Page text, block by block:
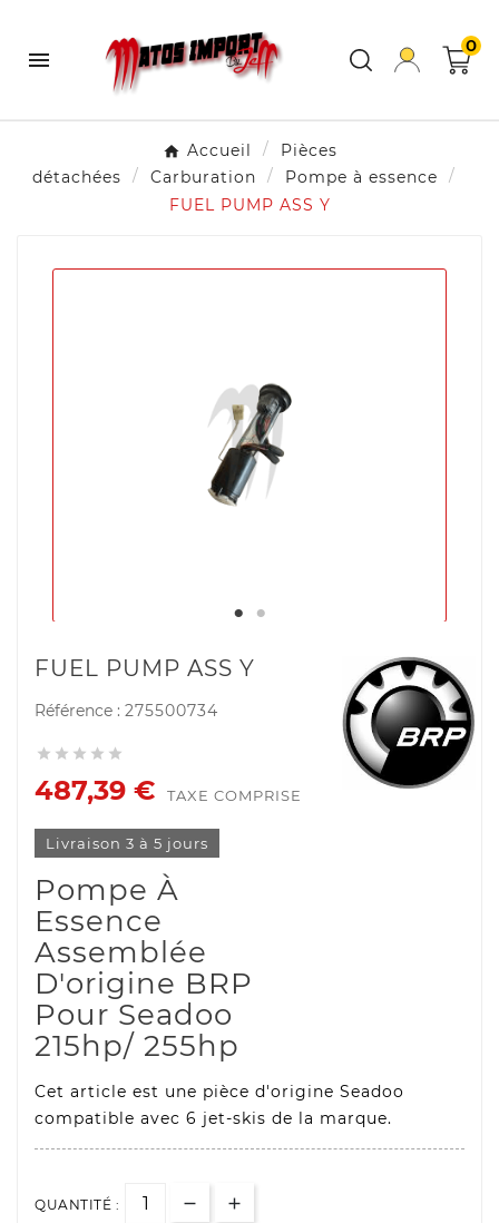

0
Accueil
Pièces
détachées
Carburation
Pompe à essence
FUEL PUMP ASS Y
FUEL PUMP ASS Y
Référence : 275500734
    
487,39 € TAXE COMPRISE
Livraison 3 à 5 jours
Pompe À
Essence
Assemblée
D'origine BRP
Pour Seadoo
215hp/ 255hp
Cet article est une pièce d'origine Seadoo
compatible avec 6 jet-skis de la marque.
QUANTITÉ :